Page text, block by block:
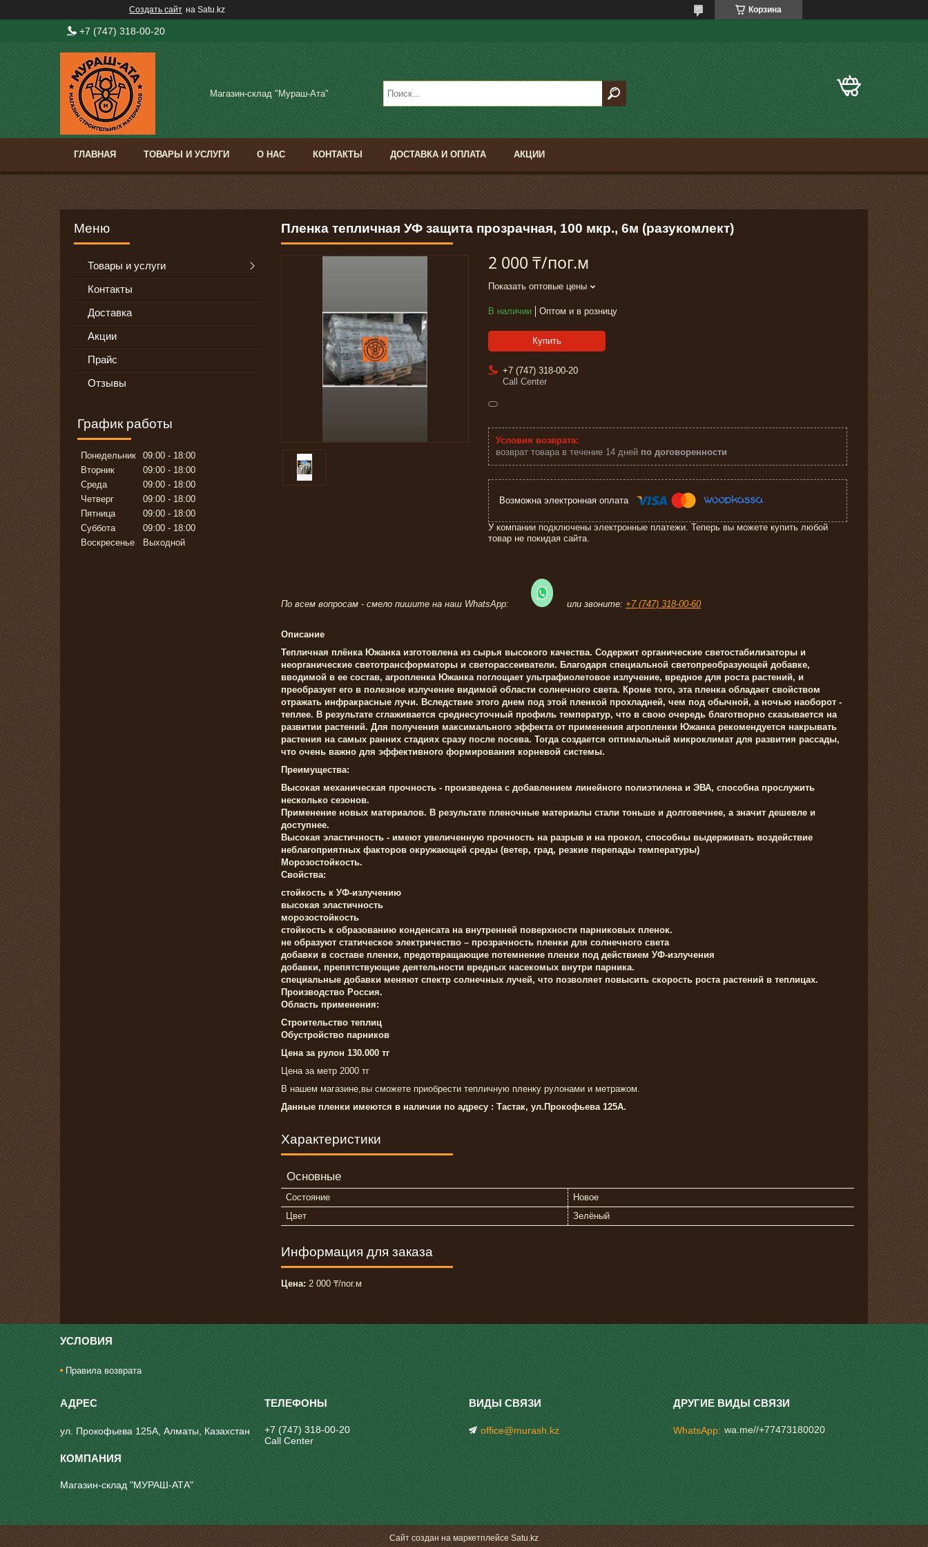
Создать сайт на Satu.kz Корзина
+7 (747) 318-00-20
Магазин-склад "Мураш-Ата"
ГЛАВНАЯ ТОВАРЫ И УСЛУГИ О НАС КОНТАКТЫ ДОСТАВКА И ОПЛАТА АКЦИИ
Пленка тепличная УФ защита прозрачная, 100 мкр., 6м (разукомлект)
2 000 ₸/пог.м
Показать оптовые цены
В наличии Оптом и в розницу
Купить
+7 (747) 318-00-20
Call Center
возврат товара в течение 14 дней по договоренности
У компании подключены электронные платежи. Теперь вы можете купить любой
товар не покидая сайта.
По всем вопросам - смело пишите на наш WhatsApp: или звоните: +7 (747) 318-00-60
Описание
Тепличная плёнка Южанка изготовлена из сырья высокого качества. Содержит органические светостабилизаторы и
неорганические светотрансформаторы и светорассеиватели. Благодаря специальной светопреобразующей добавке,
вводимой в ее состав, агропленка Южанка поглощает ультрафиолетовое излучение, вредное для роста растений, и
преобразует его в полезное излучение видимой области солнечного света. Кроме того, эта пленка обладает свойством
отражать инфракрасные лучи. Вследствие этого днем под этой пленкой прохладней, чем под обычной, а ночью наоборот -
теплее. В результате сглаживается среднесуточный профиль температур, что в свою очередь благотворно сказывается на
развитии растений. Для получения максимального эффекта от применения агропленки Южанка рекомендуется накрывать
растения на самых ранних стадиях сразу после посева. Тогда создается оптимальный микроклимат для развития рассады,
что очень важно для эффективного формирования корневой системы.
Преимущества:
Высокая механическая прочность - произведена с добавлением линейного полиэтилена и ЭВА, способна прослужить
несколько сезонов.
Применение новых материалов. В результате пленочные материалы стали тоньше и долговечнее, а значит дешевле и
доступнее.
Высокая эластичность - имеют увеличенную прочность на разрыв и на прокол, способны выдерживать воздействие
неблагоприятных факторов окружающей среды (ветер, град, резкие перепады температуры)
Морозостойкость.
Свойства:
стойкость к УФ-излучению
высокая эластичность
морозостойкость
стойкость к образованию конденсата на внутренней поверхности парниковых пленок.
не образуют статическое электричество – прозрачность пленки для солнечного света
добавки в составе пленки, предотвращающие потемнение пленки под действием УФ-излучения
добавки, препятствующие деятельности вредных насекомых внутри парника.
специальные добавки меняют спектр солнечных лучей, что позволяет повысить скорость роста растений в теплицах.
Производство Россия.
Область применения:
Строительство теплиц
Обустройство парников
Цена за рулон 130.000 тг
Цена за метр 2000 тг
В нашем магазине,вы сможете приобрести тепличную пленку рулонами и метражом.
Данные пленки имеются в наличии по адресу : Тастак, ул.Прокофьева 125А.
Характеристики
Основные
Состояние
Новое
Цвет
Зелёный
Информация для заказа
Цена: 2 000 ₸/пог.м
Товары и услуги
Контакты
Доставка
Акции
Прайс
Отзывы
График работы
Понедельник 09:00
18:00
Вторник
09:00
18:00
Среда
09:00
18:00
Четверг
09:00
18:00
Пятница
09:00
18:00
Суббота
09:00
18:00
Воскресенье
Выходной
УСЛОВИЯ
Правила возврата
ул. Прокофьева 125А, Алматы, Казахстан
Магазин-склад "МУРАШ-АТА"
+7 (747) 318-00-20
Call Center
office@murash.kz WhatsApp wa.me//+77473180020
Сайт создан на маркетплейсеSatu.kz